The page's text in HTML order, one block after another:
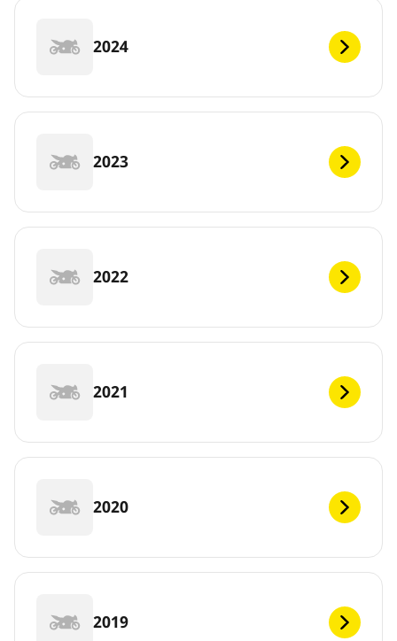
2024
2023
2022
2021
2020
2019